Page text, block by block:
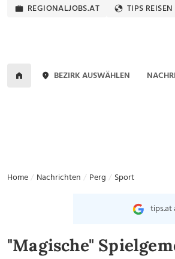
REGIONALJOBS.AT TIPS REISEN
BEZIRK AUSWÄHLEN
Home Nachrichten Perg Sport
tips.at
"Magische"